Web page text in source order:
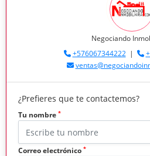
Negociando
+576067344222|
¿Prefieres que te contactemos?
Tu nombre *
Correo electrónico *